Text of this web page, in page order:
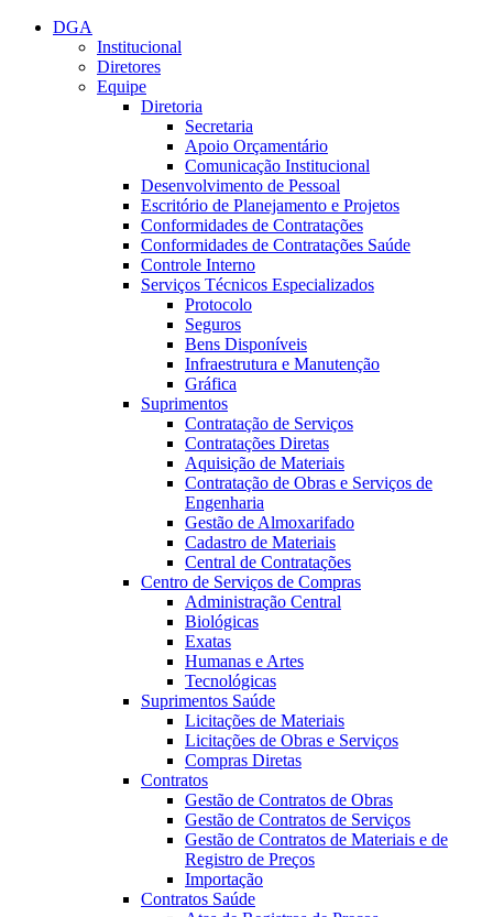
Conteúdo principal
DGA
Institucional
Diretores
Equipe
Diretoria
Secretaria
Apoio Orçamentário
Comunicação Institucional
Desenvolvimento de Pessoal
Escritório de Planejamento e Projetos
Conformidades de Contratações
Conformidades de Contratações Saúde
Controle Interno
Serviços Técnicos Especializados
Protocolo
Seguros
Bens Disponíveis
Infraestrutura e Manutenção
Gráfica
Suprimentos
Contratação de Serviços
Contratações Diretas
Aquisição de Materiais
Contratação de Obras e Serviços de
Engenharia
Gestão de Almoxarifado
Cadastro de Materiais
Central de Contratações
Centro de Serviços de Compras
Administração Central
Biológicas
Exatas
Humanas e Artes
Tecnológicas
Suprimentos Saúde
Licitações de Materiais
Licitações de Obras e Serviços
Compras Diretas
Contratos
Gestão de Contratos de Obras
Gestão de Contratos de Serviços
Gestão de Contratos de Materiais e de
Registro de Preços
Importação
Contratos Saúde